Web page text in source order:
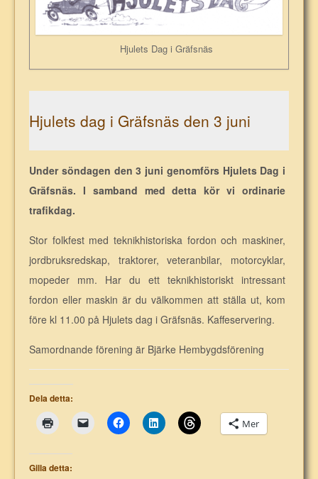
Hjulets Dag i Gräfsnäs
Hjulets dag i Gräfsnäs den 3 juni
Under söndagen den 3 juni genomförs Hjulets Dag i
Gräfsnäs. I samband med detta kör vi ordinarie
trafikdag.
Stor folkfest med teknikhistoriska fordon och maskiner,
jordbruksredskap, traktorer, veteranbilar, motorcyklar,
mopeder mm. Har du ett teknikhistoriskt intressant
fordon eller maskin är du välkommen att ställa ut, kom
före kl 11.00 på Hjulets dag i Gräfsnäs. Kaffeservering.
Samordnande förening är Bjärke Hembygdsförening
Dela detta:
Mer
Gilla detta: